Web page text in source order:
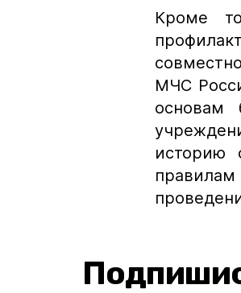
Кроме
МЧС
основам
историю
правилам